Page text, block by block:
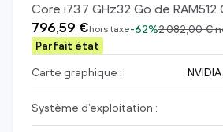
Core i73.7 GHz32 Go de RAM512
796,59 €hors taxe-62%2 082,00 €
Parfait état
Carte graphique :
Système d’exploitation :